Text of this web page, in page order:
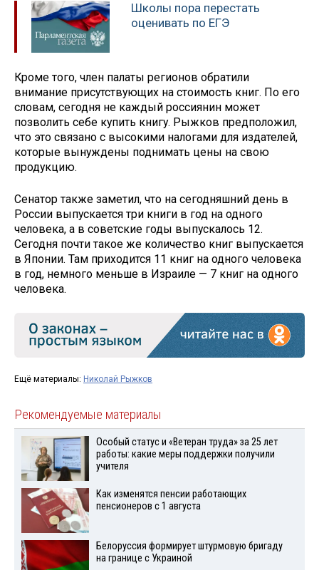
Школы пора перестать
оценивать по ЕГЭ
Кроме того, член палаты регионов обратили
внимание присутствующих на стоимость книг. По его
словам, сегодня не каждый россиянин может
позволить себе купить книгу. Рыжков предположил,
что это связано с высокими налогами для издателей,
которые вынуждены поднимать цены на свою
продукцию.
Сенатор также заметил, что на сегодняшний день в
России выпускается три книги в год на одного
человека, а в советские годы выпускалось 12.
Сегодня почти такое же количество книг выпускается
в Японии. Там приходится 11 книг на одного человека
в год, немного меньше в Израиле — 7 книг на одного
человека.
Ещё материалы: Николай Рыжков
Рекомендуемые материалы
Особый статус и «Ветеран труда» за 25 лет
работы: какие меры поддержки получили
учителя
Как изменятся пенсии работающих
пенсионеров с 1 августа
Белоруссия формирует штурмовую бригаду
на границе с Украиной